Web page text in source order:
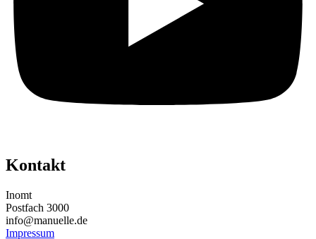
Kontakt
Inomt
Postfach 3000
info@manuelle.de
Impressum